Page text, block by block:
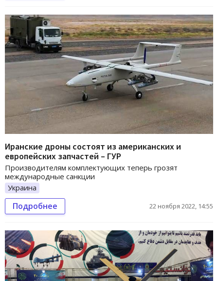
Иранские дроны состоят из американских и
европейских запчастей – ГУР
Производителям комплектующих теперь грозят
международные санкции
Украина
Подробнее 22 ноября 2022, 14:55